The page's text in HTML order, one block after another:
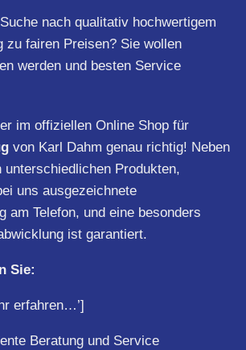
nach qualitativ hochwertigem
zu fairen Preisen? Sie wollen
werden und besten Service
im offiziellen Online Shop für
von Karl Dahm genau richtig! Neben
unterschiedlichen Produkten,
uns ausgezeichnete
am Telefon, und eine besonders
ist garantiert.
Sie:
erfahren…’]
Beratung und Service